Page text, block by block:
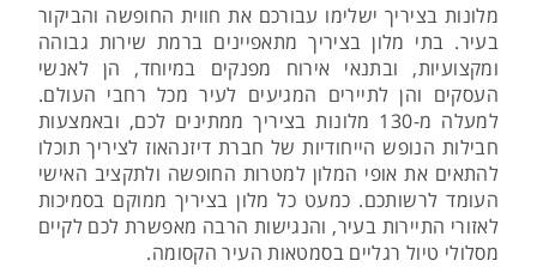
מלונות בציריך ישלימו עבורכם את חווית החופשה והביקור
בעיר. בתי מלון בציריך מתאפיינים ברמת שירות גבוהה
ומקצועיות, ובתנאי אירוח מפנקים במיוחד, הן לאנשי
העסקים והן לתיירים המגיעים לעיר מכל רחבי העולם.
למעלה מ-130 מלונות בציריך ממתינים לכם, ובאמצעות
חבילות הנופש הייחודיות של חברת דיזנהאוז לציריך תוכלו
להתאים את אופי המלון למטרות החופשה ולתקציב האישי
העומד לרשותכם. כמעט כל מלון בציריך ממוקם בסמיכות
לאזורי התיירות בעיר, והנגישות הרבה מאפשרת לכם לקיים
מסלולי טיול רגליים בסמטאות העיר הקסומה.